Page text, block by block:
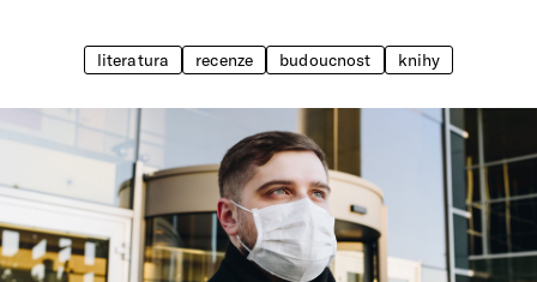
Vše o ČT literatura recenze budoucnost knihy